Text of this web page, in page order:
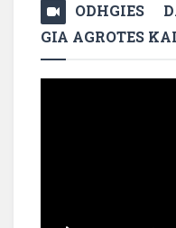
ODHGIES
GIA AGROTES